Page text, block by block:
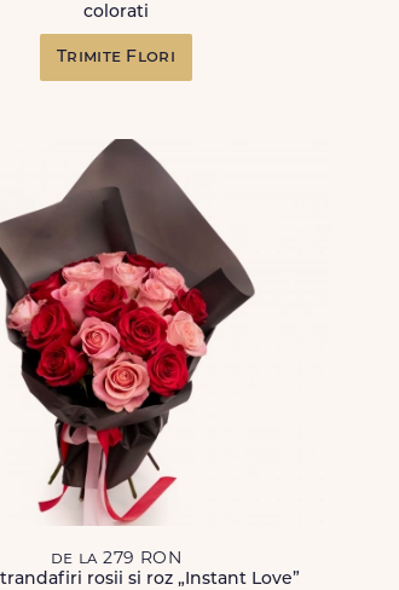
colorati
Trimite Flori
de la 279 RON
rosii si roz „Instant Love”